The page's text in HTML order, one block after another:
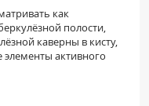
как
полости,
каверны в кисту,
активного